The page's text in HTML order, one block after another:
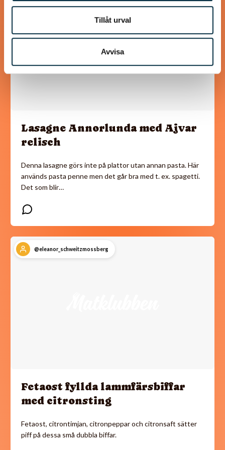
Tillåt urval
Avvisa
Lasagne Annorlunda med Ajvar
relisch
Denna lasagne görs inte på plattor utan annan pasta. Här
används pasta penne men det går bra med t. ex. spagetti.
Det som blir…
@eleanor_schweitzmossberg
Fetaost fyllda lammfärsbiffar
med citronsting
Fetaost, citrontimjan, citronpeppar och citronsaft sätter
piff på dessa små dubbla biffar.